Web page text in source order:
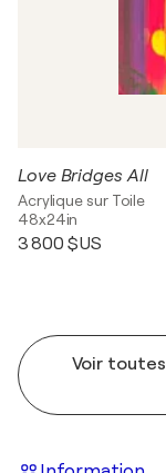
Love Bridges All
Acrylique sur Toile
48x24in
3 800 $US
Voir